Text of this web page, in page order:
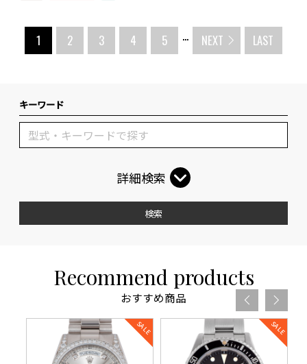
1 2 3 4 5 ... NEXT LAST
キーワード
詳細検索
検索
Recommend products
おすすめ商品